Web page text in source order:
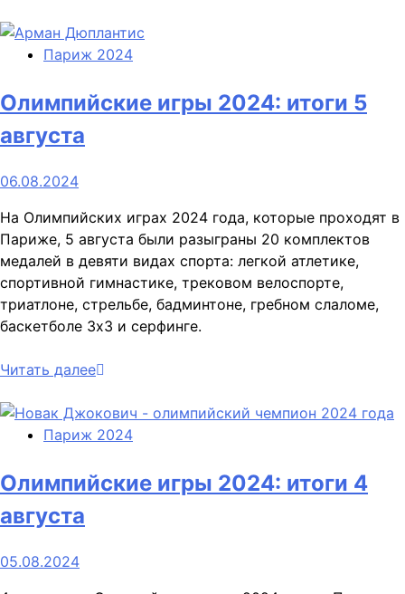
Париж 2024
Олимпийские игры 2024: итоги 5
августа
06.08.2024
На Олимпийских играх 2024 года, которые проходят в
Париже, 5 августа были разыграны 20 комплектов
медалей в девяти видах спорта: легкой атлетике,
спортивной гимнастике, трековом велоспорте,
триатлоне, стрельбе, бадминтоне, гребном слаломе,
баскетболе 3х3 и серфинге.
Читать далее
Париж 2024
Олимпийские игры 2024: итоги 4
августа
05.08.2024